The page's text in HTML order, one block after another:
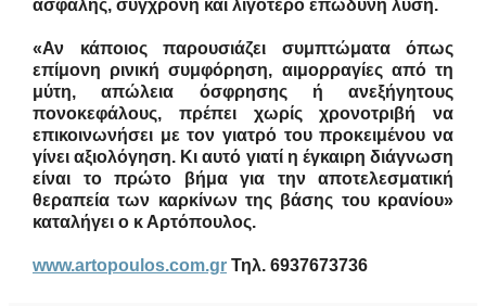
ασφαλής, σύγχρονη και λιγότερο επώδυνη λύση.
«Αν κάποιος παρουσιάζει συμπτώματα όπως
επίμονη ρινική συμφόρηση, αιμορραγίες από τη
μύτη, απώλεια όσφρησης ή ανεξήγητους
πονοκεφάλους, πρέπει χωρίς χρονοτριβή να
επικοινωνήσει με τον γιατρό του προκειμένου να
γίνει αξιολόγηση. Κι αυτό γιατί η έγκαιρη διάγνωση
είναι το πρώτο βήμα για την αποτελεσματική
θεραπεία των καρκίνων της βάσης του κρανίου»
καταλήγει ο κ Αρτόπουλος.
www.artopoulos.com.gr Τηλ. 6937673736